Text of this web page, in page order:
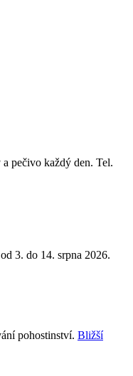
pečivo každý den. Tel.
3. do 14. srpna 2026.
pohostinství. Bližší